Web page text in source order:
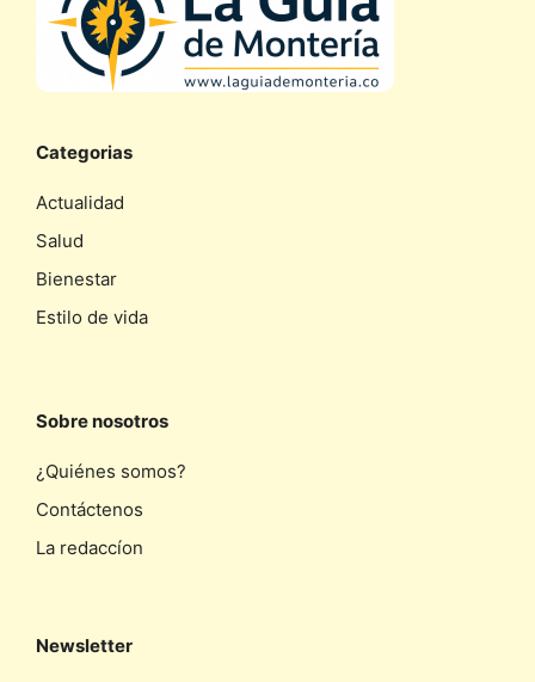
Categorias
Actualidad
Salud
Bienestar
Estilo de vida
Sobre nosotros
¿Quiénes somos?
Contáctenos
La redaccíon
Newsletter